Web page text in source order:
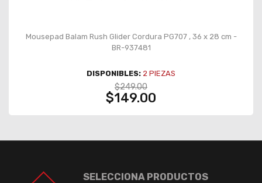
Mousepad Balam Rush Glider Cordura PG707 , 36 x 28 cm -
BR-937481
DISPONIBLES: 2 PIEZAS
$249.00
$149.00
SELECCIONA PRODUCTOS